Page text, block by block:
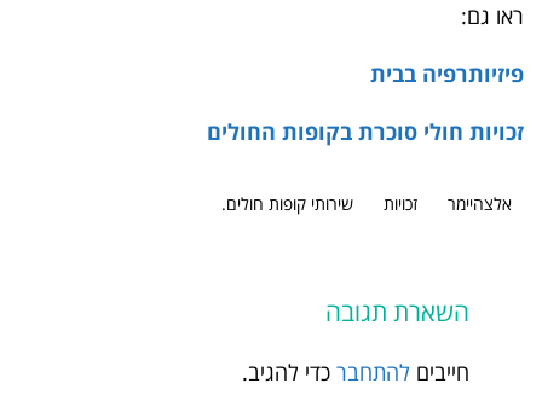
ראו גם:
פיזיותרפיה בבית
זכויות חולי סוכרת בקופות החולים
אלצהיימר זכויות שירותי קופות חולים.
השארת תגובה
חייבים להתחבר כדי להגיב.